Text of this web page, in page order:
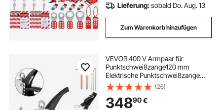
Lieferung:sobald Do. Aug. 13
Zum Warenkorb hinzufügen
VEVOR 400 V Armpaar für
Punktschweißzange120 mm
Elektrische Punktschweißzange
25A Spot Welder Gun
(26)
34890€